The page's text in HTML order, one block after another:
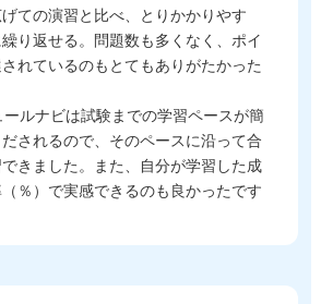
ての演習と比べ、とりかかりやす
繰り返せる。問題数も多くなく、ポイ
れているのもとてもありがたかった
ルナビは試験までの学習ペースが簡
されるので、そのペースに沿って合
きました。また、自分が学習した成
％）で実感できるのも良かったです